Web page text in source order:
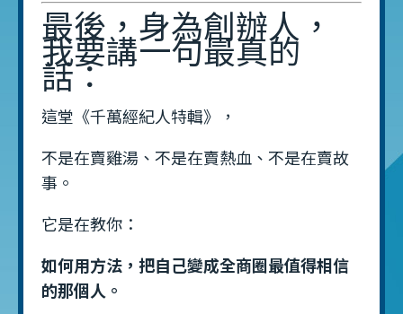
最後，身為創辦人，
我要講一句最真的
話：
這堂《千萬經紀人特輯》，
不是在賣雞湯、不是在賣熱血、不是在賣故
事。
它是在教你：
如何用方法，把自己變成全商圈最值得相信
的那個人。